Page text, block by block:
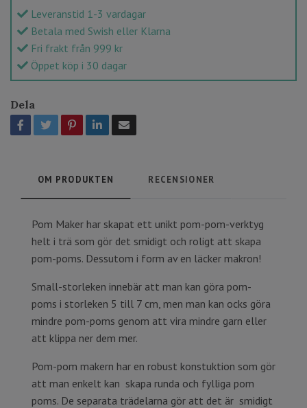
Leveranstid 1-3 vardagar
Betala med Swish eller Klarna
Fri frakt från 999 kr
Öppet köp i 30 dagar
Dela
OM PRODUKTEN RECENSIONER
Pom Maker har skapat ett unikt pom-pom-verktyg
helt i trä som gör det smidigt och roligt att skapa
pom-poms. Dessutom i form av en läcker makron!
Small-storleken innebär att man kan göra pom-
poms i storleken 5 till 7 cm, men man kan ocks göra
mindre pom-poms genom att vira mindre garn eller
att klippa ner dem mer.
Pom-pom makern har en robust konstuktion som gör
att man enkelt kan skapa runda och fylliga pom
poms. De separata trädelarna gör att det är smidigt